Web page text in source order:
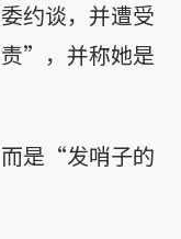
约谈，并遭受
”，并称她是
是“发哨子的